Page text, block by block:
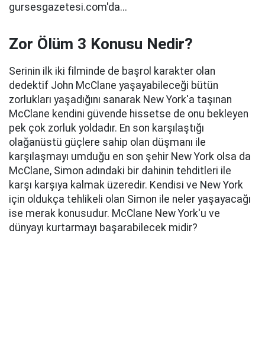
gursesgazetesi.com'da...
Zor Ölüm 3 Konusu Nedir?
Serinin ilk iki filminde de başrol karakter olan
dedektif John McClane yaşayabileceği bütün
zorlukları yaşadığını sanarak New York'a taşınan
McClane kendini güvende hissetse de onu bekleyen
pek çok zorluk yoldadır. En son karşılaştığı
olağanüstü güçlere sahip olan düşmanı ile
karşılaşmayı umduğu en son şehir New York olsa da
McClane, Simon adındaki bir dahinin tehditleri ile
karşı karşıya kalmak üzeredir. Kendisi ve New York
için oldukça tehlikeli olan Simon ile neler yaşayacağı
ise merak konusudur. McClane New York'u ve
dünyayı kurtarmayı başarabilecek midir?